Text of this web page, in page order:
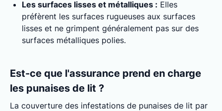
Les surfaces lisses et métalliques : Elles
préfèrent les surfaces rugueuses aux surfaces
lisses et ne grimpent généralement pas sur des
surfaces métalliques polies.
Est-ce que l'assurance prend en charge
les punaises de lit ?
La couverture des infestations de punaises de lit par